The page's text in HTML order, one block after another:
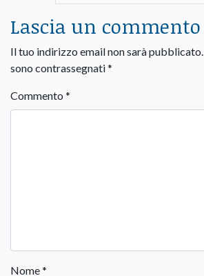
Lascia un commento
Il tuo indirizzo email non sarà pubblicato.
sono contrassegnati*
Commento *
Nome*